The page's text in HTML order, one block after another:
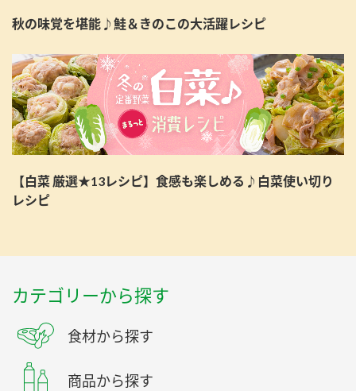
秋の味覚を堪能♪鮭＆きのこの大活躍レシピ
【白菜 厳選★13レシピ】食感も楽しめる♪白菜使い切り
レシピ
カテゴリーから探す
食材から探す
商品から探す